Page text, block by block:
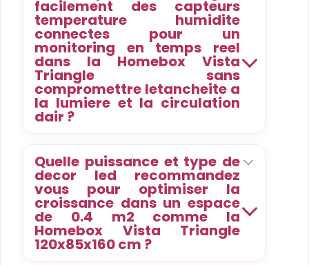
facilement des capteurs
temperature humidite
connectes pour un
monitoring en temps reel
dans la Homebox Vista
Triangle sans
compromettre letancheite a
la lumiere et la circulation
dair ?
Quelle puissance et type de
decor led recommandez
vous pour optimiser la
croissance dans un espace
de 0.4 m2 comme la
Homebox Vista Triangle
120x85x160 cm ?